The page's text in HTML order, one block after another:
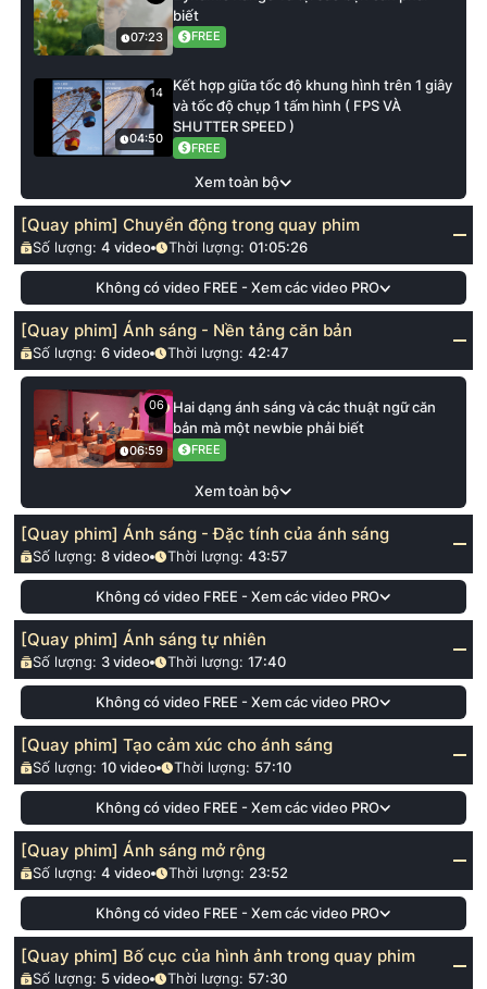
07:23
biết
FREE
14
04:50
Kết hợp giữa tốc độ khung hình trên 1 giây
và tốc độ chụp 1 tấm hình ( FPS VÀ
SHUTTER SPEED )
FREE
Xem toàn bộ
[Quay phim] Chuyển động trong quay phim
Số lượng:4 video Thời lượng: 01:05:26
Không có video FREE - Xem các video PRO
[Quay phim] Ánh sáng - Nền tảng căn bản
Số lượng:6 video Thời lượng: 42:47
06
06:59
Hai dạng ánh sáng và các thuật ngữ căn
bản mà một newbie phải biết
FREE
Xem toàn bộ
[Quay phim] Ánh sáng - Đặc tính của ánh sáng
Số lượng:8 video Thời lượng: 43:57
Không có video FREE - Xem các video PRO
[Quay phim] Ánh sáng tự nhiên
Số lượng: 3 video Thời lượng: 17:40
Không có video FREE - Xem các video PRO
[Quay phim] Tạo cảm xúc cho ánh sáng
Số lượng:10 video Thời lượng: 57:10
Không có video FREE - Xem các video PRO
[Quay phim] Ánh sáng mở rộng
Số lượng:4 video Thời lượng: 23:52
Không có video FREE - Xem các video PRO
[Quay phim] Bố cục của hình ảnh trong quay phim
Số lượng: 5 video Thời lượng: 57:30